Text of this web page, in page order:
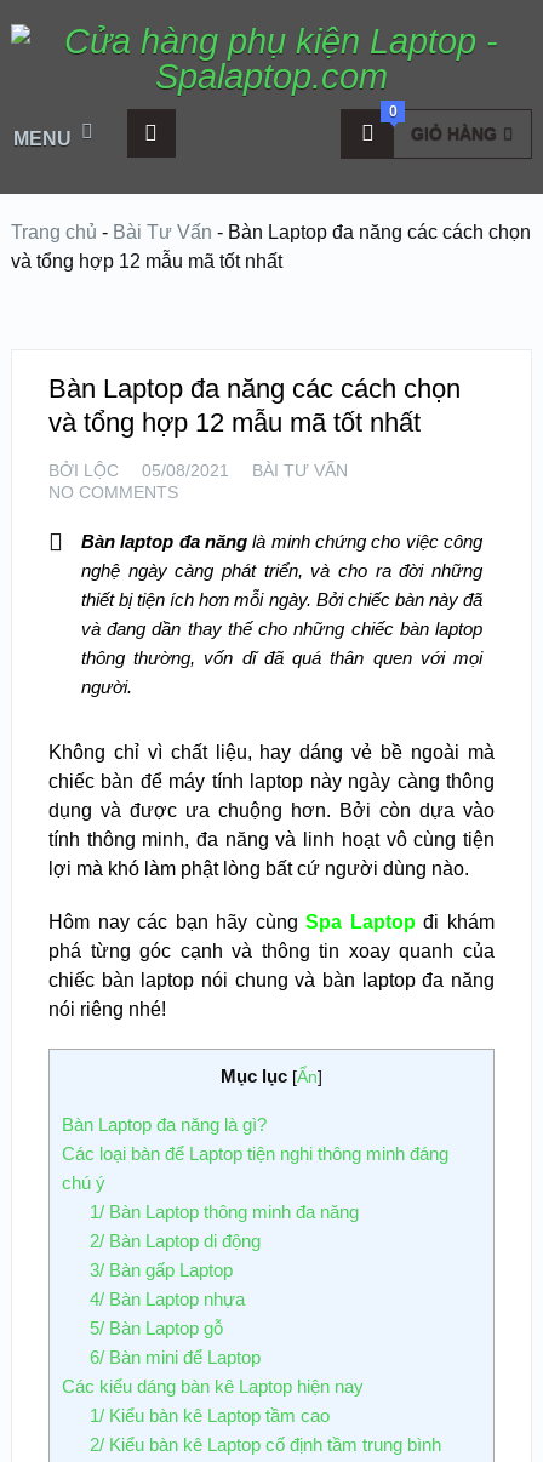
MENU GIỎ HÀNG
0
Trang chủ - Bài Tư Vấn - Bàn Laptop đa năng các cách chọn
và tổng hợp 12 mẫu mã tốt nhất
Bàn Laptop đa năng các cách chọn
và tổng hợp 12 mẫu mã tốt nhất
BỞI LỘC 05/08/2021
BÀI TƯ VẤN
NO COMMENTS
Bàn laptop đa nănglà minh chứng cho việc công
nghệ ngày càng phát triển, và cho ra đời những
thiết bị tiện ích hơn mỗi ngày. Bởi chiếc bàn này đã
và đang dần thay thế cho những chiếc bàn laptop
thông thường, vốn dĩ đã quá thân quen với mọi
người.
Không chỉ vì chất liệu, hay dáng vẻ bề ngoài mà
chiếc bàn để máy tính laptop này ngày càng thông
dụng và được ưa chuộng hơn. Bởi còn dựa vào
tính thông minh, đa năng và linh hoạt vô cùng tiện
lợi mà khó làm phật lòng bất cứ người dùng nào.
Hôm nay các bạn hãy cùngSpa Laptopđi khám
phá từng góc cạnh và thông tin xoay quanh của
chiếc bàn laptop nói chung và bàn laptop đa năng
nói riêng nhé!
Mục lục [Ẩn]
Bàn Laptop đa năng là gì?
Các loại bàn để Laptop tiện nghi thông minh đáng
chú ý
1/ Bàn Laptop thông minh đa năng
2/ Bàn Laptop di động
3/ Bàn gấp Laptop
4/ Bàn Laptop nhựa
5/ Bàn Laptop gỗ
6/ Bàn mini để Laptop
Các kiểu dáng bàn kê Laptop hiện nay
1/ Kiểu bàn kê Laptop tầm cao
2/ Kiểu bàn kê Laptop cố định tầm trung bình